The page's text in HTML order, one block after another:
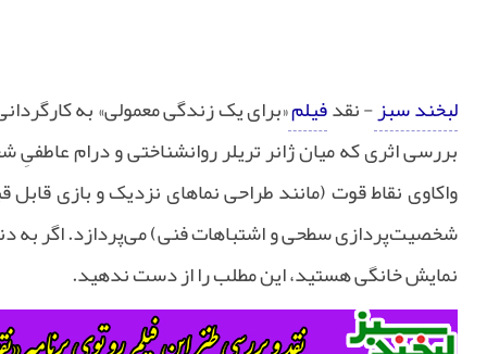
لبخند سبز- نقدفیلم«برای یک زندگی معمولی» به
بررسی اثری که میان ژانر تریلر روانشناختی و درام
واکاوی نقاط قوت (مانند طراحی نماهای نزدیک و بازی
شخصیت‌پردازی سطحی و اشتباهات فنی) می‌پردازد. اگر به
نمایش خانگی هستید، این مطلب را از دست ندهید.